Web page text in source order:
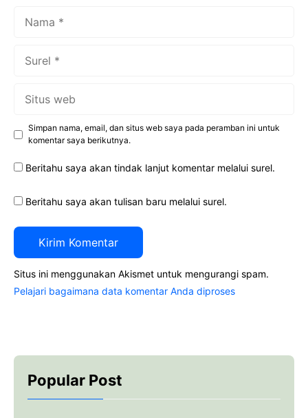
Simpan nama, email, dan situs web saya pada peramban ini untuk
komentar saya berikutnya.
Beritahu saya akan tindak lanjut komentar melalui surel.
Beritahu saya akan tulisan baru melalui surel.
Situs ini menggunakan Akismet untuk mengurangi spam.
Pelajari bagaimana data komentar Anda diproses
Popular Post